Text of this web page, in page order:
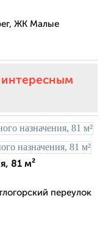
ЖК Малые
интересным
81 м²
переулок